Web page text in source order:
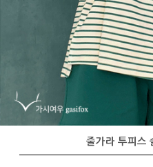
줄가라 투피스